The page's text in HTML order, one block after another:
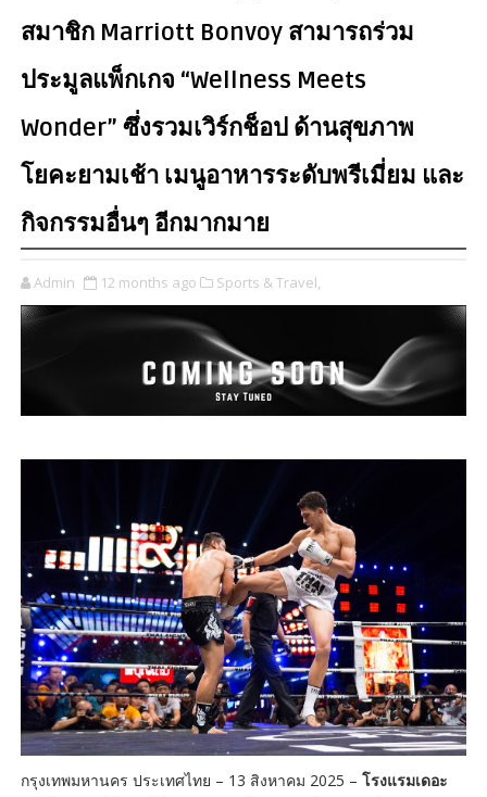
สมาชิก Marriott Bonvoy สามารถร่วม
ประมูลแพ็กเกจ “Wellness Meets
Wonder” ซึ่งรวมเวิร์กช็อป ด้านสุขภาพ
โยคะยามเช้า เมนูอาหารระดับพรีเมี่ยม และ
กิจกรรมอื่นๆ อีกมากมาย
Admin 12 months ago Sports & Travel,
กรุงเทพมหานคร ประเทศไทย – 13 สิงหาคม 2025 – โรงแรมเดอะ